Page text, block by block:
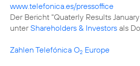
www.telefonica.es/pressoffice
Der Bericht "Quaterly Results
unterShareholders & Investors als
Zahlen Telefónica O2 Europe